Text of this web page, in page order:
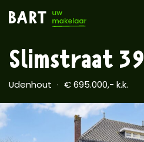
Slimstraat 39
Udenhout € 695.000,- k.k.